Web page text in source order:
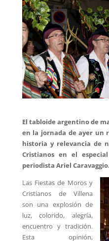
El tabloide argentino de
en la jornada de ayer un
historia y relevancia de
Cristianos en el
periodista Ariel Caravaggio.
Las Fiestas de Moros y
Cristianos de Villena
son una explosión de
luz, colorido, alegría,
encuentro y tradición.
Esta opinión,